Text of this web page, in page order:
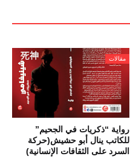
مقالات
رواية “ذكريات في الجحيم”
للكاتب ينال أبو حشيش(حركة
السرد على الثقافات الإنسانية)